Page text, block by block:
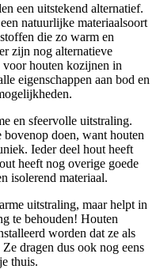
een uitstekend alternatief.
natuurlijke materiaalsoort
die zo warm en
zijn nog alternatieve
voor houten kozijnen in
eigenschappen aan bod en
en sfeervolle uitstraling.
doen, want houten
Ieder deel hout heeft
heeft nog overige goede
isolerend materiaal.
uitstraling, maar helpt in
te behouden! Houten
worden dat ze als
dragen dus ook nog eens
thuis.